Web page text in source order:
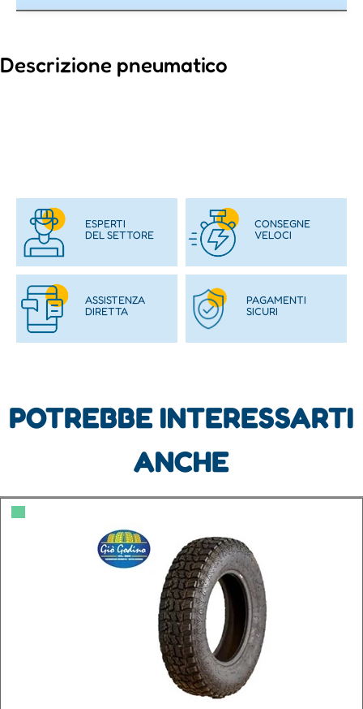
Descrizione pneumatico
ESPERTI
DEL SETTORE
CONSEGNE
VELOCI
ASSISTENZA
DIRETTA
PAGAMENTI
SICURI
POTREBBE INTERESSARTI
ANCHE
▀